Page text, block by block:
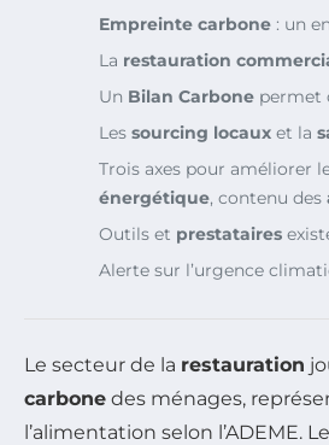
Empreinte carbone : un
La restauration
Un Bilan Carbone permet
Les sourcing locaux et la
Trois axes pour améliorer
énergétique, contenu des
Outils et prestataires
Alerte sur l’urgence
Le secteur de la restauration
carbone des ménages,
l’alimentation selon